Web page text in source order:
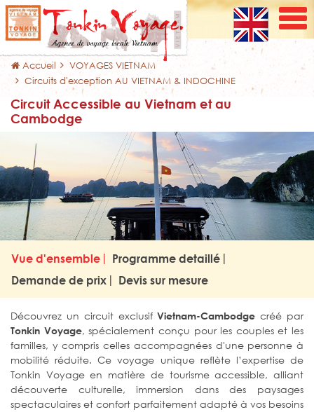
Accueil
VOYAGES VIETNAM
Circuits d'exception AU VIETNAM & INDOCHINE
Circuit Accessible au Vietnam et au
Cambodge
Vue d'ensemble
Programme detaillé
Demande de prix
Devis sur mesure
Découvrez un circuit exclusifVietnam-Cambodge créé par
Tonkin Voyage, spécialement conçu pour les couples et les
familles, y compris celles accompagnées d'une personne à
mobilité réduite. Ce voyage unique reflète l’expertise de
Tonkin Voyage en matière de tourisme accessible, alliant
découverte culturelle, immersion dans des paysages
spectaculaires et confort parfaitement adapté à vos besoins